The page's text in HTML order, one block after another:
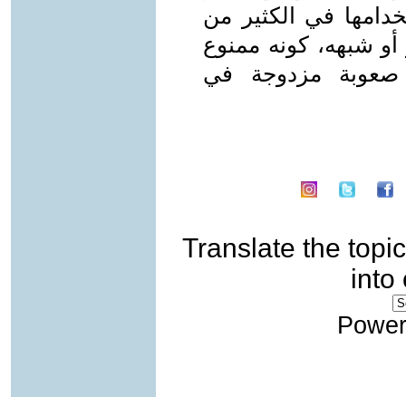
في الكثير من
شبهه، كونه ممنوع
صعوبة مزدوجة في
Translate the topic
into